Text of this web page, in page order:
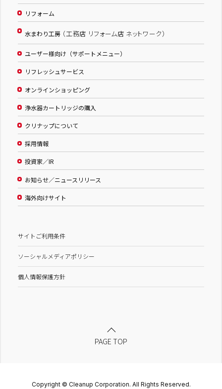
リフォーム
水まわり工房 （工務店 リフォーム店 ネットワーク）
ユーザー様向け（サポートメニュー）
リフレッシュサービス
オンラインショッピング
浄水器カートリッジの購入
クリナップについて
採用情報
投資家／IR
お知らせ／ニュースリリース
海外向けサイト
サイトご利用条件
ソーシャルメディアポリシー
個人情報保護方針
PAGE TOP
Copyright © Cleanup Corporation. All Rights Reserved.